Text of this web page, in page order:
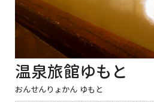
温泉旅館ゆもと
おんせんりょかん ゆもと